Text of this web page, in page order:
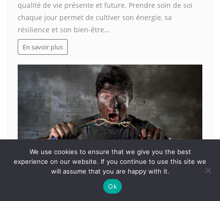
qualité de vie présente et future. Prendre soin de soi
chaque jour permet de cultiver son énergie, sa
résilience et son bien-être…
En savoir plus
Ma maison a-t-elle des problèmes de câblage
We use cookies to ensure that we give you the best
experience on our website. If you continue to use this site we
will assume that you are happy with it.
Ok